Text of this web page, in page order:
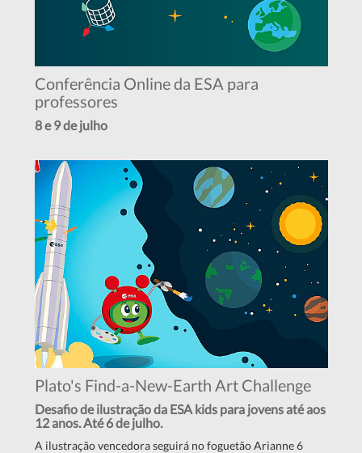
Conferência Online da ESA para
professores
8 e 9 de julho
Plato's Find-a-New-Earth Art Challenge
Desafio de ilustração da ESA kids para jovens até aos
12 anos. Até 6 de julho.
A ilustração vencedora seguirá no foguetão Arianne 6